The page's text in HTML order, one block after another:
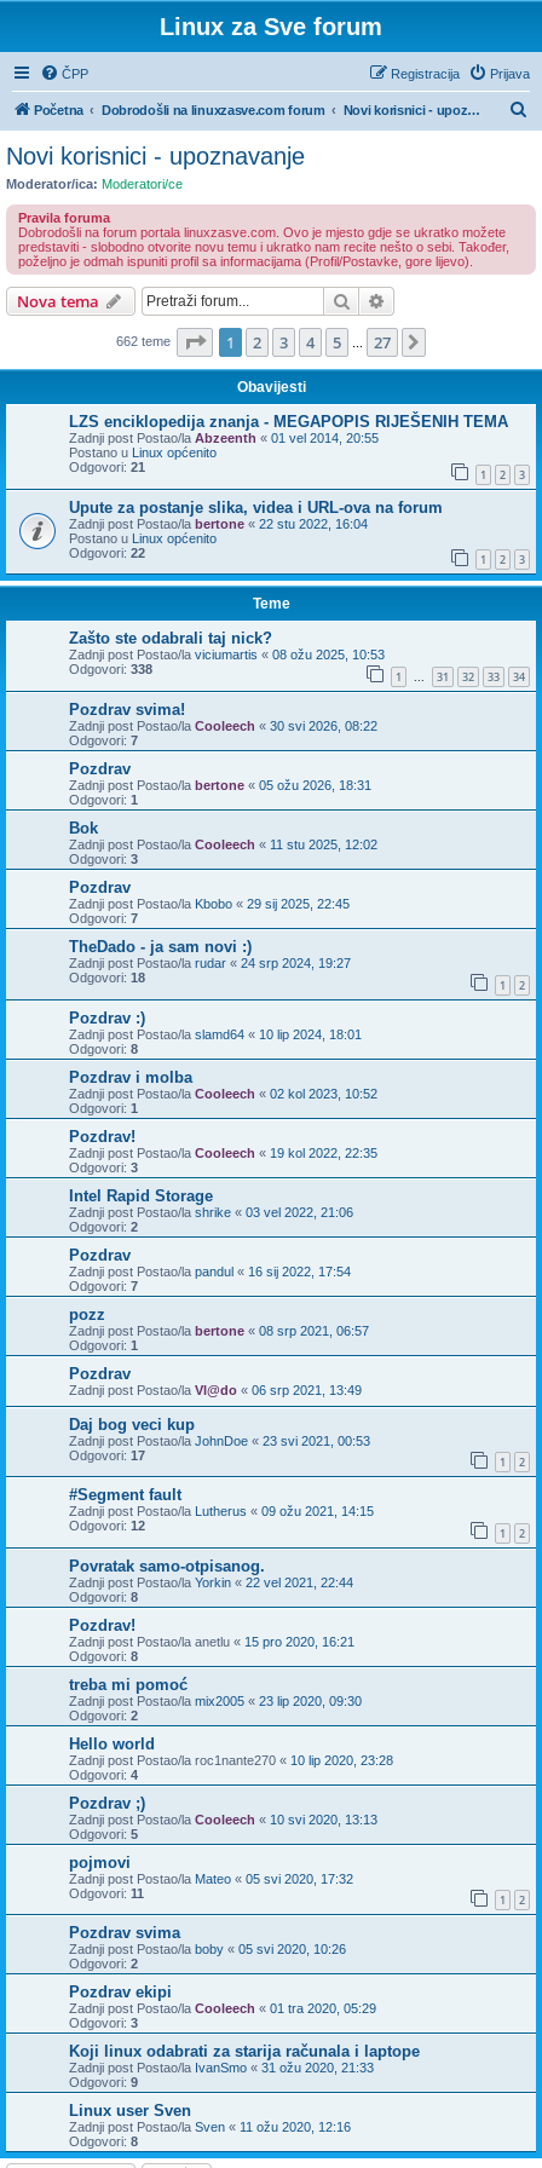
Linux za Sve forum
ČPP Prijava
Registracija
Početna Dobrodošli na linuxzasve.com forum Novi korisnici - upoznavanje
k
Novi korisnici - upoznavanje
Moderator/ica: Moderatori/ce
Pravila foruma
Dobrodošli na forum portala linuxzasve.com. Ovo je mjesto gdje se ukratko možete
predstaviti - slobodno otvorite novu temu i ukratko nam recite nešto o sebi. Također,
poželjno je odmah ispuniti profil sa informacijama (Profil/Postavke, gore lijevo).
Nova tema Pretražnik
662 teme Stranica: 1/ 27.
1 2 3 4 5 27
Obavijesti
LZS enciklopedija znanja - MEGAPOPIS RIJEŠENIH TEMA
Zadnji post Postao/la Abzeenth « 01 vel 2014, 20:55
Postano u Linux općenito
Odgovori: 21 1 2 3
Upute za postanje slika, videa i URL-ova na forum
Zadnji post Postao/la bertone « 22 stu 2022, 16:04
Postano u Linux općenito
Odgovori: 22 1 2 3
Teme
Zašto ste odabrali taj nick?
Zadnji post Postao/la viciumartis « 08 ožu 2025, 10:53
Odgovori: 338 1 ... 31 32 33 34
Pozdrav svima!
Zadnji post Postao/la Cooleech « 30 svi 2026, 08:22
Odgovori: 7
Pozdrav
Zadnji post Postao/la bertone « 05 ožu 2026, 18:31
Odgovori: 1
Bok
Zadnji post Postao/la Cooleech « 11 stu 2025, 12:02
Odgovori: 3
Pozdrav
Zadnji post Postao/la Kbobo « 29 sij 2025, 22:45
Odgovori: 7
TheDado - ja sam novi :)
Zadnji post Postao/la rudar « 24 srp 2024, 19:27
Odgovori: 18 1 2
Pozdrav :)
Zadnji post Postao/la slamd64 « 10 lip 2024, 18:01
Odgovori: 8
Pozdrav i molba
Zadnji post Postao/la Cooleech « 02 kol 2023, 10:52
Odgovori: 1
Pozdrav!
Zadnji post Postao/la Cooleech « 19 kol 2022, 22:35
Odgovori: 3
Intel Rapid Storage
Zadnji post Postao/la shrike « 03 vel 2022, 21:06
Odgovori: 2
Pozdrav
Zadnji post Postao/la pandul « 16 sij 2022, 17:54
Odgovori: 7
pozz
Zadnji post Postao/la bertone « 08 srp 2021, 06:57
Odgovori: 1
Pozdrav
Zadnji post Postao/la Vl@do « 06 srp 2021, 13:49
Daj bog veci kup
Zadnji post Postao/la JohnDoe « 23 svi 2021, 00:53
Odgovori: 17 1 2
#Segment fault
Zadnji post Postao/la Lutherus « 09 ožu 2021, 14:15
Odgovori: 12 1 2
Povratak samo-otpisanog.
Zadnji post Postao/la Yorkin « 22 vel 2021, 22:44
Odgovori: 8
Pozdrav!
Zadnji post Postao/la anetlu « 15 pro 2020, 16:21
Odgovori: 8
treba mi pomoć
Zadnji post Postao/la mix2005 « 23 lip 2020, 09:30
Odgovori: 2
Hello world
Zadnji post Postao/la roc1nante270 « 10 lip 2020, 23:28
Odgovori: 4
Pozdrav ;)
Zadnji post Postao/la Cooleech « 10 svi 2020, 13:13
Odgovori: 5
pojmovi
Zadnji post Postao/la Mateo « 05 svi 2020, 17:32
Odgovori: 11 1 2
Pozdrav svima
Zadnji post Postao/la boby « 05 svi 2020, 10:26
Odgovori: 2
Pozdrav ekipi
Zadnji post Postao/la Cooleech « 01 tra 2020, 05:29
Odgovori: 3
Koji linux odabrati za starija računala i laptope
Zadnji post Postao/la IvanSmo « 31 ožu 2020, 21:33
Odgovori: 9
Linux user Sven
Zadnji post Postao/la Sven « 11 ožu 2020, 12:16
Odgovori: 8